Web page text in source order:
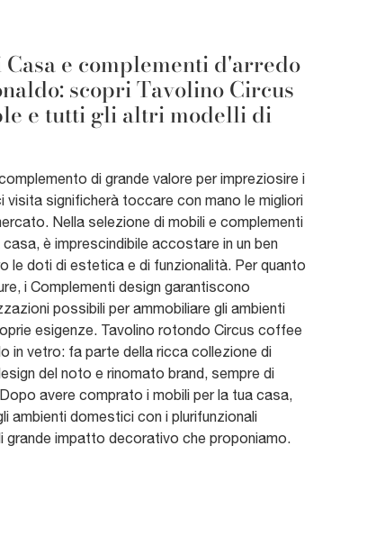
e complementi d'arredo
scopri Tavolino Circus
e tutti gli altri modelli di
di grande valore per impreziosire i
visita significherà toccare con mano le migliori
Nella selezione di mobili e complementi
casa, è imprescindibile accostare in un ben
le doti di estetica e di funzionalità. Per quanto
i Complementi design garantiscono
possibili per ammobiliare gli ambienti
esigenze. Tavolino rotondo Circus coffee
in vetro: fa parte della ricca collezione di
del noto e rinomato brand, sempre di
avere comprato i mobili per la tua casa,
ambienti domestici con i plurifunzionali
grande impatto decorativo che proponiamo.